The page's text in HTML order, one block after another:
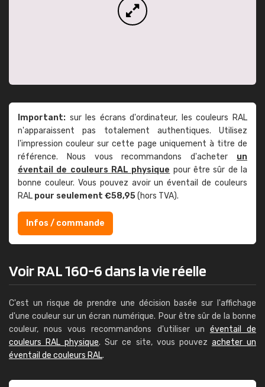
Important: sur les écrans d'ordinateur, les couleurs RAL
n'apparaissent pas totalement authentiques. Utilisez
l'impression couleur sur cette page uniquement à titre de
référence. Nous vous recommandons d'acheter un
éventail de couleurs RAL physique pour être sûr de la
bonne couleur. Vous pouvez avoir un éventail de couleurs
RAL pour seulement €58,95(hors TVA).
Infos / commande
Voir RAL 160-6 dans la vie réelle
C'est un risque de prendre une décision basée sur l'affichage
d'une couleur sur un écran numérique. Pour être sûr de la bonne
couleur, nous vous recommandons d'utiliser un éventail de
couleurs RAL physique. Sur ce site, vous pouvez acheter un
éventail de couleurs RAL.